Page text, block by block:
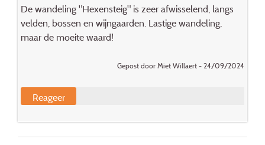
De wandeling "Hexensteig" is zeer afwisselend, langs
velden, bossen en wijngaarden. Lastige wandeling,
maar de moeite waard!
Gepost door Miet Willaert - 24/09/2024
Reageer